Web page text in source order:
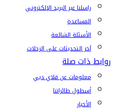
راسلنا عبر البريد الإلكتروني
المساعدة
الأسئلة الشائعة
آخر التحديثات على الرحلات
روابط ذات صلة
معلومات عن فلاي دبي
أسطول طائراتنا
الأخبار